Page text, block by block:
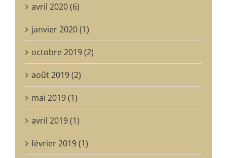
avril 2020 (6)
janvier 2020 (1)
octobre 2019 (2)
août 2019 (2)
mai 2019 (1)
avril 2019 (1)
février 2019 (1)